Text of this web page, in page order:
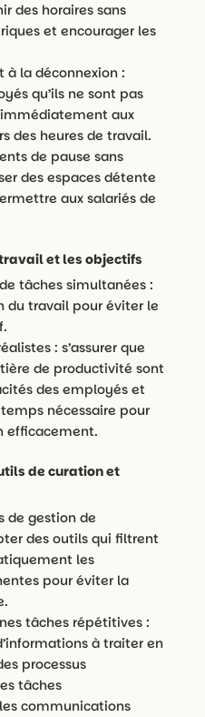
des horaires sans
et encourager les
à la déconnexion :
qu’ils ne sont pas
aux
des heures de travail.
de pause sans
des espaces détente
aux salariés de
et les objectifs
tâches simultanées :
du travail pour éviter le
: s’assurer que
de productivité sont
des employés et
nécessaire pour
efficacement.
de curation et
de gestion de
des outils qui filtrent
les
pour éviter la
tâches répétitives :
à traiter en
processus
tâches
communications